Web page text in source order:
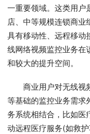
一重要领域。这类用户
店、中等规模连锁商业
具有移动性、远程移动
线网络视频监控业务在
和较大的提升空间。
商业用户对无线视
等基础的监控业务需求
务系统相结合，比如医
动远程医疗服务(如救